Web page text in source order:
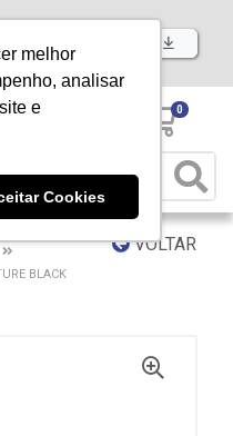
melhor
analisar
e
Cookies
Baixe já nosso APP
0
VOLTAR
BLACK